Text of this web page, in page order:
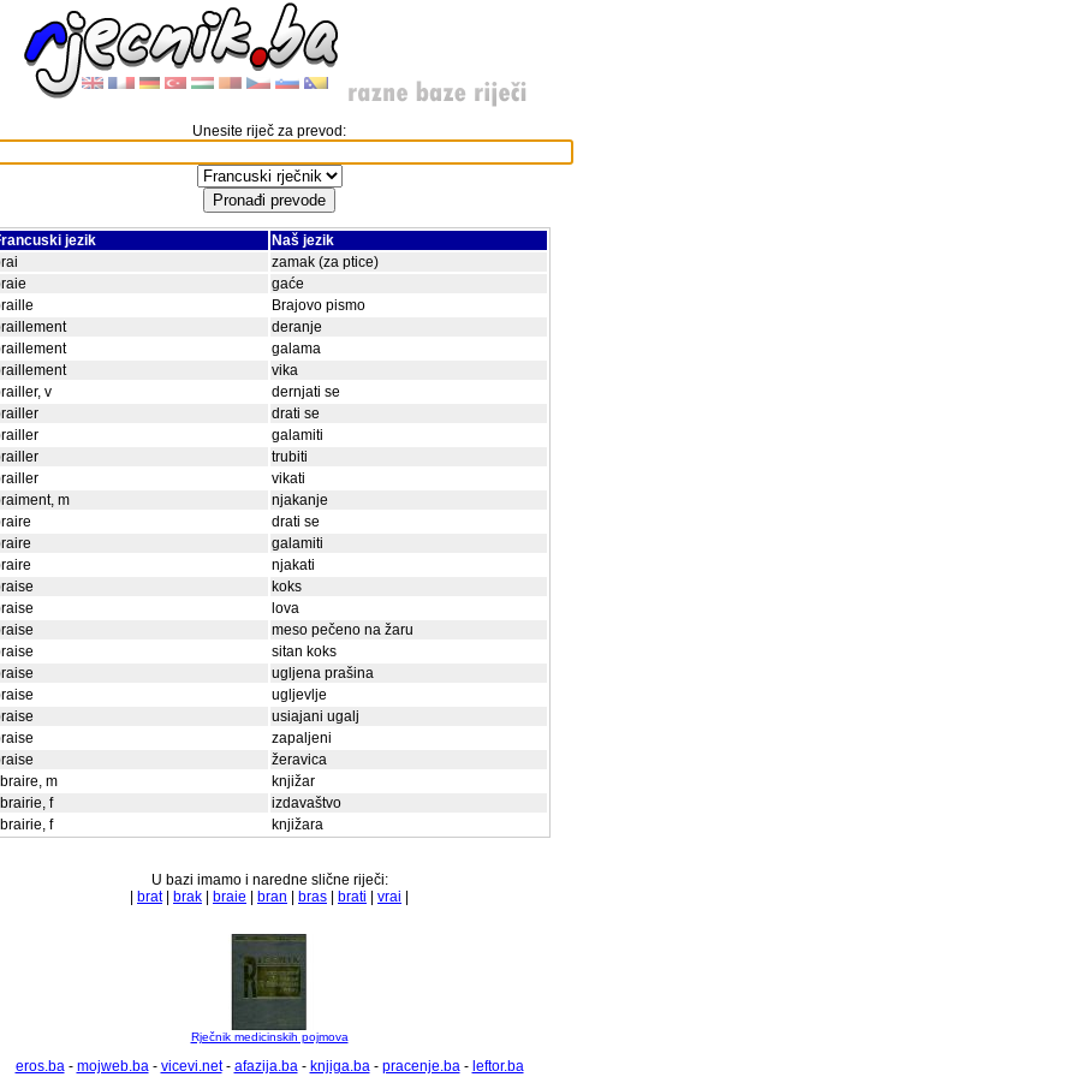
Unesite riječ za prevod:
jezik
Naš jezik
zamak (za ptice)
gaće
Brajovo pismo
deranje
galama
vika
v
dernjati se
drati se
galamiti
trubiti
vikati
m
njakanje
drati se
galamiti
njakati
koks
lova
meso pečeno na žaru
sitan koks
ugljena prašina
ugljevlje
usiajani ugalj
zapaljeni
žeravica
m
knjižar
f
izdavaštvo
f
knjižara
U bazi imamo i naredne slične riječi:
brat| brak braie bran bras brati vrai
Rječnik medicinskih pojmova
eros.ba- mojweb.ba- vicevi.net- afazija.ba- knjiga.ba- pracenje.ba- leftor.ba